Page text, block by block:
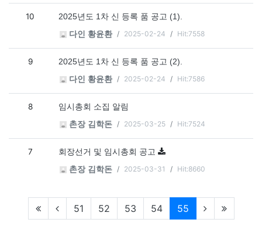
10
2025년도 1차 신 등록 품 공고 (1).
다인 황윤환
2025-02-24 Hit:7558
9
2025년도 1차 신 등록 품 공고 (2).
다인 황윤환
2025-02-24 Hit:7586
8
임시총회 소집 알림
촌장 김학돈
2025-03-25 Hit:7524
7
회장선거 및 임시총회 공고
촌장 김학돈
2025-03-31 Hit:8660
51 52 53 54 55현재페이지